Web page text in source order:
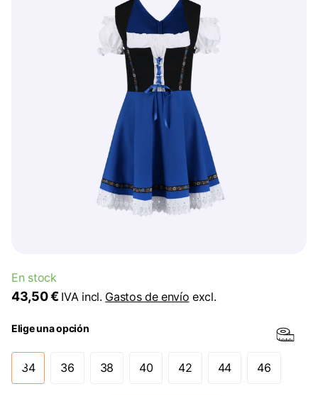
En stock
43,50 € IVA incl. Gastos de envío excl.
Elige una opción
34 36 38 40 42 44 46